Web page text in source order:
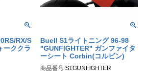
RX/S
ーククラ
Buell S1ライトニング 96-98
"GUNFIGHTER" ガンファイタ
ーシート Corbin(コルビン)
商品番号 S1GUNFIGHTER